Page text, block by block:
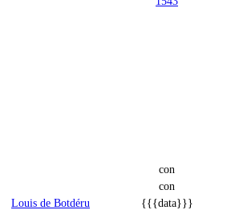
con
con
Louis de Botdéru
{{{data}}}